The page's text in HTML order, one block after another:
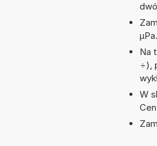
µPa.
Na
÷),
W